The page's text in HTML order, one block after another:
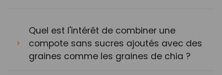
Quel est l'intérêt de combiner une
compote sans sucres ajoutés avec des
graines comme les graines de chia ?